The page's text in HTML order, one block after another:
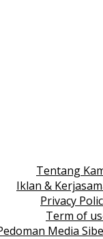
Tentang
Iklan &
Privacy
Term of
Media